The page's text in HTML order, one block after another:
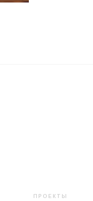
ПРОЕКТЫ